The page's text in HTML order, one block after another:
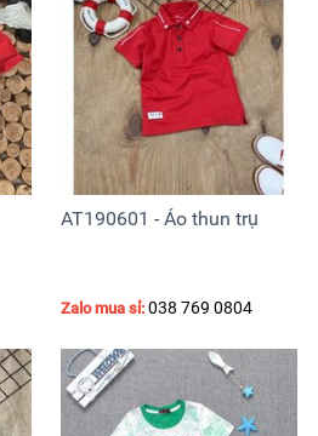
AT190601 - Áo thun trụ
Zalo mua sỉ: 038 769 0804